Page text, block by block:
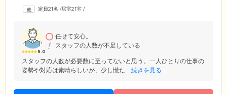
いただけます。ご入居条件は、65歳以上で要支援1以上の方。介護スタッ
す。外部医療機関とも提携しており、万が一の場合は救急対応も行いま
す。どうぞ安心してお任せください。
定員21名 /居室21室 /
5.0
任せて安心。
スタッフの人数が不足している
スタッフの人数が必要数に至ってないと思う。一人ひとりの仕事の
姿勢や対応は素晴らしいが、少し慌た... 続きを見る